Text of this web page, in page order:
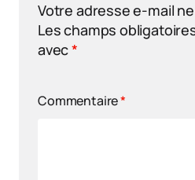
Votre adresse e-mail
Les champs
avec*
Commentaire*